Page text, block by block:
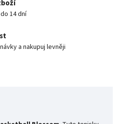
14 dní
a nakupuj levněji